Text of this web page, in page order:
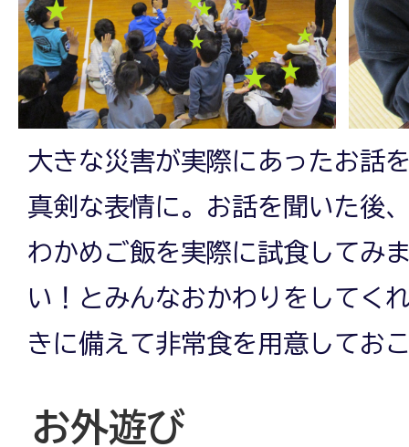
大きな災害が実際にあったお話
真剣な表情に。お話を聞いた後
わかめご飯を実際に試食してみ
い！とみんなおかわりをしてく
きに備えて非常食を用意してお
お外遊び